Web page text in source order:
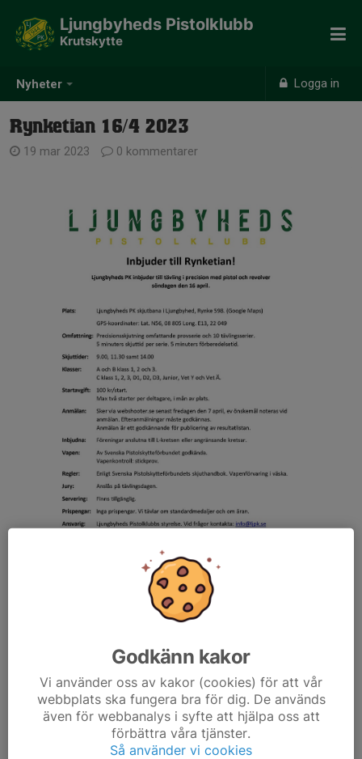
Nyheter Logga in
Ljungbyheds Pistolklubb
Krutskytte
Rynketian 16/4 2023
19 mar 2023 0 kommentarer
Kommentarer
Godkänn kakor
Vi använder oss av kakor (cookies) för att vår
webbplats ska fungera bra för dig. De används
även för webbanalys i syfte att hjälpa oss att
förbättra våra tjänster.
Så använder vi cookies